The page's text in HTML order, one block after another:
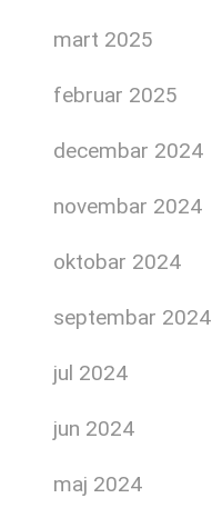
mart 2025
februar 2025
decembar 2024
novembar 2024
oktobar 2024
septembar 2024
jul 2024
jun 2024
maj 2024